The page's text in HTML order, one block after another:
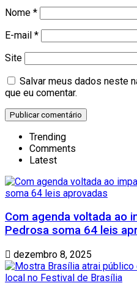
Nome *
E-mail *
Site
Salvar meus dados neste
que eu comentar.
Trending
Comments
Latest
Com agenda voltada ao
Pedrosa soma 64 leis
dezembro 8, 2025